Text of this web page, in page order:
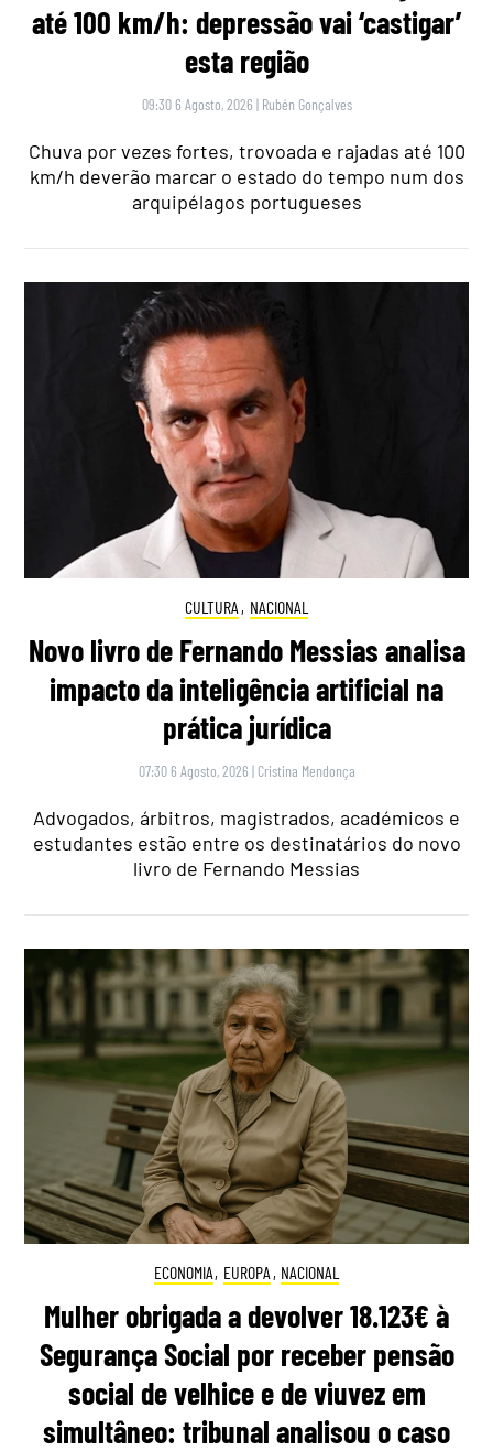
até 100 km/h: depressão vai ‘castigar’
esta região
09:30 6 Agosto, 2026 | Rubén Gonçalves
Chuva por vezes fortes, trovoada e rajadas até 100
km/h deverão marcar o estado do tempo num dos
arquipélagos portugueses
CULTURA , NACIONAL
Novo livro de Fernando Messias analisa
impacto da inteligência artificial na
prática jurídica
07:30 6 Agosto, 2026 | Cristina Mendonça
Advogados, árbitros, magistrados, académicos e
estudantes estão entre os destinatários do novo
livro de Fernando Messias
ECONOMIA, EUROPA , NACIONAL
Mulher obrigada a devolver 18.123€ à
Segurança Social por receber pensão
social de velhice e de viuvez em
simultâneo: tribunal analisou o caso